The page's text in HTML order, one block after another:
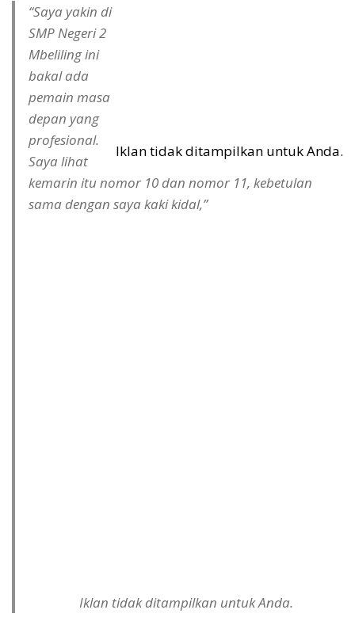
Iklan tidak ditampilkan untuk Anda.
“Saya yakin di
SMP Negeri 2
Mbeliling ini
bakal ada
pemain masa
depan yang
profesional.
Saya lihat
kemarin itu nomor 10 dan nomor 11, kebetulan
sama dengan saya kaki kidal,”
Iklan tidak ditampilkan untuk Anda.